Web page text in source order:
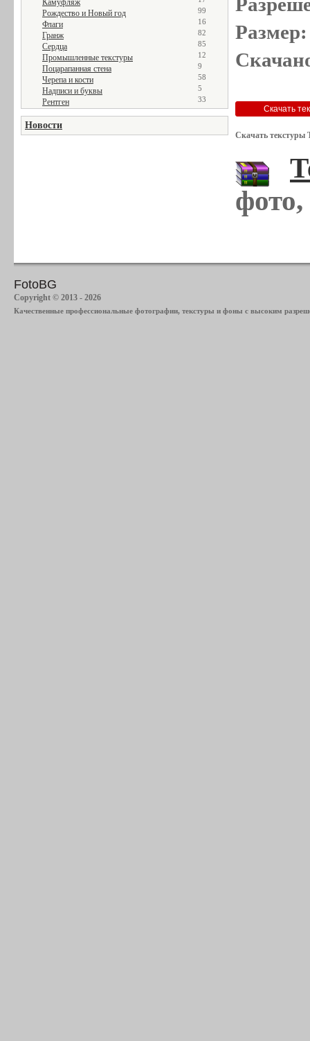
Камуфляж
Рождество и Новый год 99
Флаги 16
Гранж 82
Сердца 85
Промышленные текстуры 12
Поцарапанная стена 9
Черепа и кости 58
Надписи и буквы 5
Рентген 33
Новости
Скачать текстуры
FotoBG
Copyright © 2013 - 2026
Качественные профессиональные фотографии, текстуры и фоны с высоким